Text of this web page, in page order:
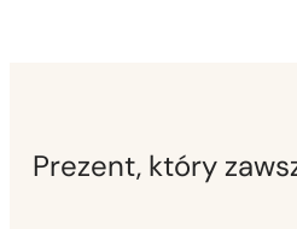
Prezent, który